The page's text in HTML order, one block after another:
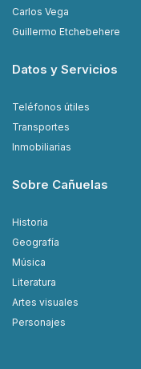
Carlos Vega
Guillermo Etchebehere
Datos y Servicios
Teléfonos útiles
Transportes
Inmobiliarias
Sobre Cañuelas
Historia
Geografía
Música
Literatura
Artes visuales
Personajes